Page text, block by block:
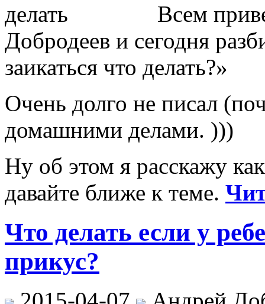
Всем
Добродеев и сегодня
заикаться что делать?»
Очень долго не писал
домашними делами. )))
Ну об этом я расскажу
давайте ближе к теме.
Что делать если у
прикус?